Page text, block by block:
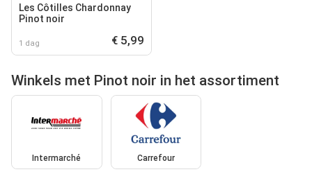
Les Côtilles Chardonnay
Pinot noir
1 dag € 5,99
Winkels met Pinot noir in het assortiment
Intermarché Carrefour